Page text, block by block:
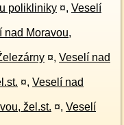
polikliniky ¤, Veselí
nad Moravou,
nad Moravou, Železárny ¤, Veselí nad
¤, Veselí nad
žel.st. ¤, Veselí